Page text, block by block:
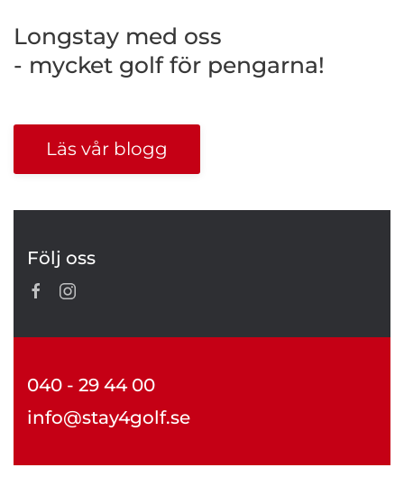
Longstay med oss
- mycket golf för pengarna!
Läs vår blogg
Följ oss
040 - 29 44 00
info@stay4golf.se